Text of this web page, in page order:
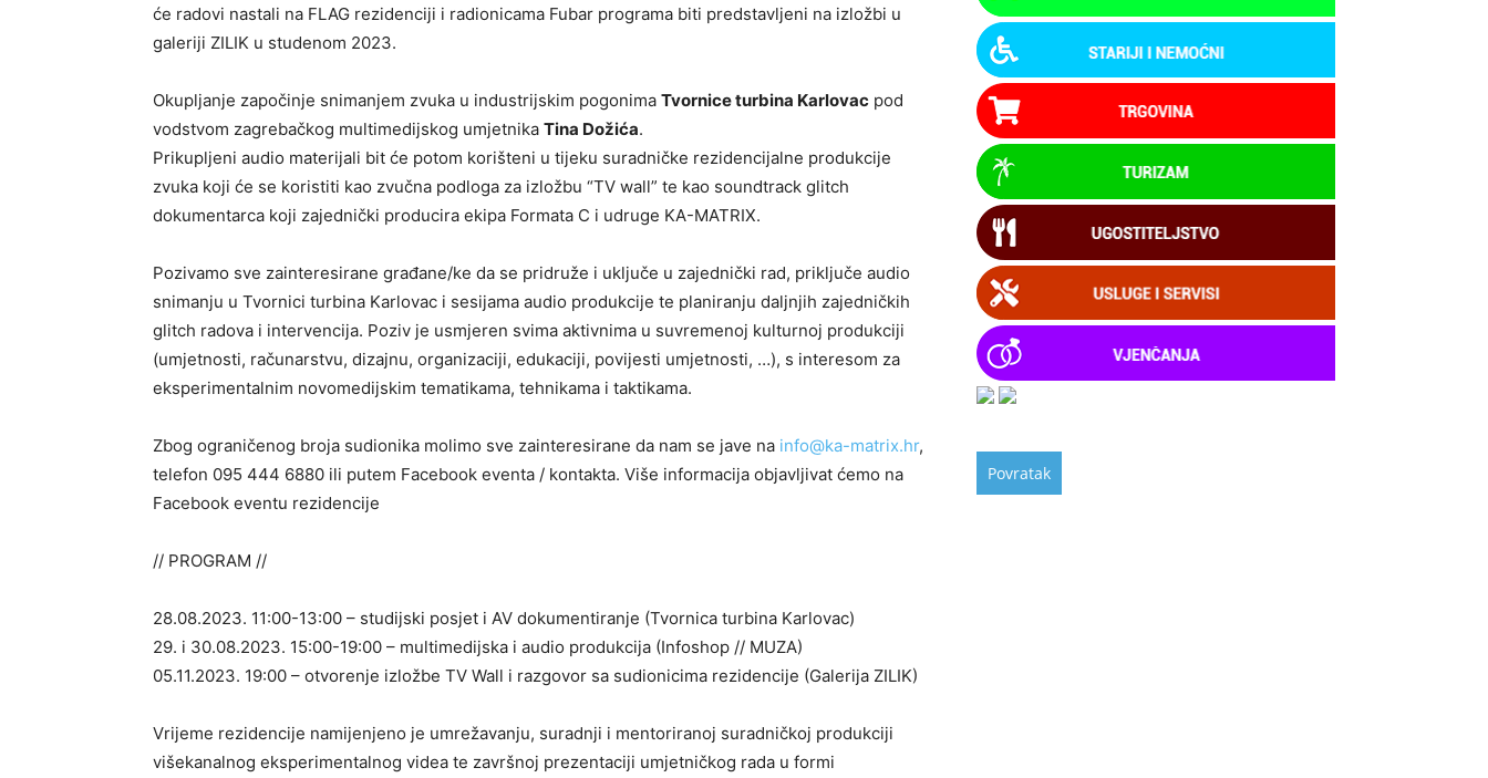
će radovi nastali na FLAG rezidenciji i radionicama Fubar programa biti predstavljeni na izložbi u
galeriji ZILIK u studenom 2023.
Okupljanje započinje snimanjem zvuka u industrijskim pogonima Tvornice turbina Karlovac pod
vodstvom zagrebačkog multimedijskog umjetnika Tina Dožića.
Prikupljeni audio materijali bit će potom korišteni u tijeku suradničke rezidencijalne produkcije
zvuka koji će se koristiti kao zvučna podloga za izložbu “TV wall” te kao soundtrack glitch
dokumentarca koji zajednički producira ekipa Formata C i udruge KA-MATRIX.
Pozivamo sve zainteresirane građane/ke da se pridruže i uključe u zajednički rad, priključe audio
snimanju u Tvornici turbina Karlovac i sesijama audio produkcije te planiranju daljnjih zajedničkih
glitch radova i intervencija. Poziv je usmjeren svima aktivnima u suvremenoj kulturnoj produkciji
(umjetnosti, računarstvu, dizajnu, organizaciji, edukaciji, povijesti umjetnosti, …), s interesom za
eksperimentalnim novomedijskim tematikama, tehnikama i taktikama.
Zbog ograničenog broja sudionika molimo sve zainteresirane da nam se jave na info@ka-matrix.hr,
telefon 095 444 6880 ili putem Facebook eventa / kontakta. Više informacija objavljivat ćemo na
Facebook eventu rezidencije
// PROGRAM //
28.08.2023. 11:00-13:00 – studijski posjet i AV dokumentiranje (Tvornica turbina Karlovac)
29. i 30.08.2023. 15:00-19:00 – multimedijska i audio produkcija (Infoshop // MUZA)
05.11.2023. 19:00 – otvorenje izložbe TV Wall i razgovor sa sudionicima rezidencije (Galerija ZILIK)
Vrijeme rezidencije namijenjeno je umrežavanju, suradnji i mentoriranoj suradničkoj produkciji
višekanalnog eksperimentalnog videa te završnoj prezentaciji umjetničkog rada u formi